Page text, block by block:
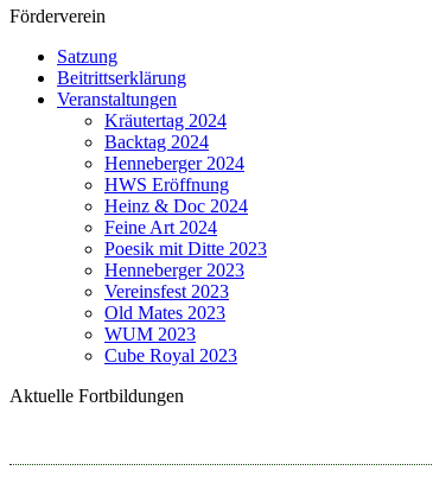
Förderverein
Satzung
Beitrittserklärung
Veranstaltungen
Kräutertag 2024
Backtag 2024
Henneberger 2024
HWS Eröffnung
Heinz & Doc 2024
Feine Art 2024
Poesik mit Ditte 2023
Henneberger 2023
Vereinsfest 2023
Old Mates 2023
WUM 2023
Cube Royal 2023
Aktuelle Fortbildungen